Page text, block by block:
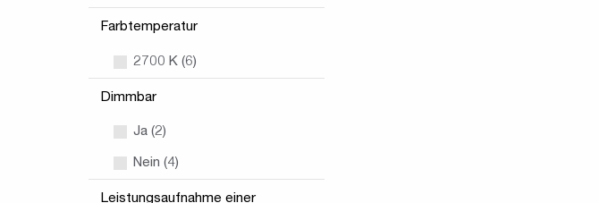
Farbtemperatur
2700 K (6)
Dimmbar
Ja (2)
Nein (4)
Leistungsaufnahme einer